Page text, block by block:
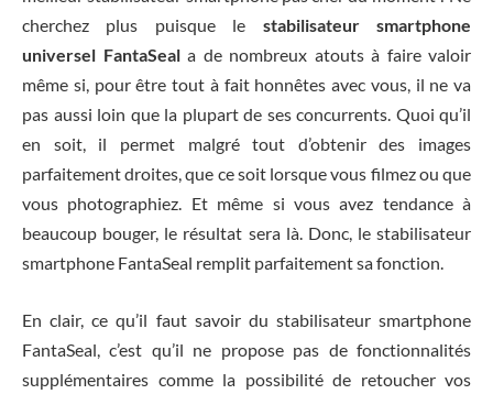
cherchez plus puisque le stabilisateur smartphone
universel FantaSeala de nombreux atouts à faire valoir
même si, pour être tout à fait honnêtes avec vous, il ne va
pas aussi loin que la plupart de ses concurrents. Quoi qu’il
en soit, il permet malgré tout d’obtenir des images
parfaitement droites, que ce soit lorsque vous filmez ou que
vous photographiez. Et même si vous avez tendance à
beaucoup bouger, le résultat sera là. Donc, le stabilisateur
smartphone FantaSeal remplit parfaitement sa fonction.
En clair, ce qu’il faut savoir du stabilisateur smartphone
FantaSeal, c’est qu’il ne propose pas de fonctionnalités
supplémentaires comme la possibilité de retoucher vos